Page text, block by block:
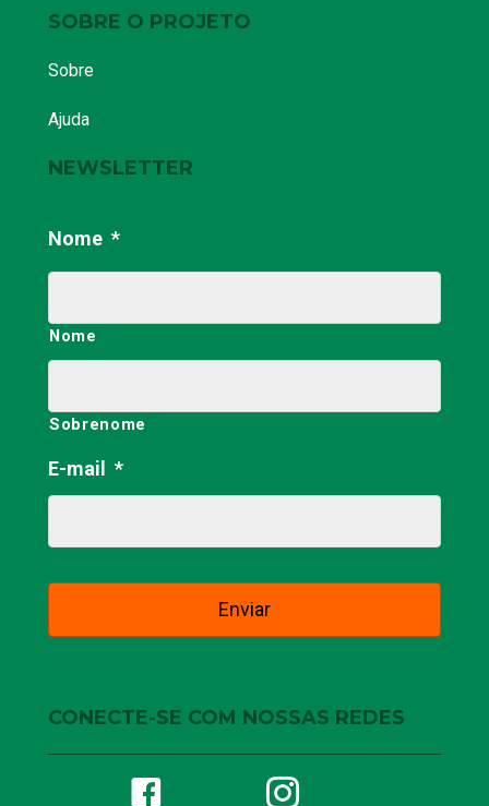
SOBRE O PROJETO
Sobre
Ajuda
NEWSLETTER
Nome *
Nome
Sobrenome
E-mail *
CONECTE-SE COM NOSSAS REDES